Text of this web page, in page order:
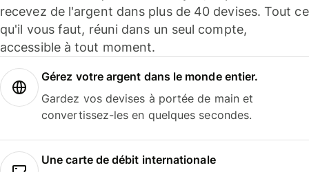
recevez de l'argent dans plus de 40 devises. Tout ce
qu'il vous faut, réuni dans un seul compte,
accessible à tout moment.
Gérez votre argent dans le monde entier.
Gardez vos devises à portée de main et
convertissez-les en quelques secondes.
Une carte de débit internationale